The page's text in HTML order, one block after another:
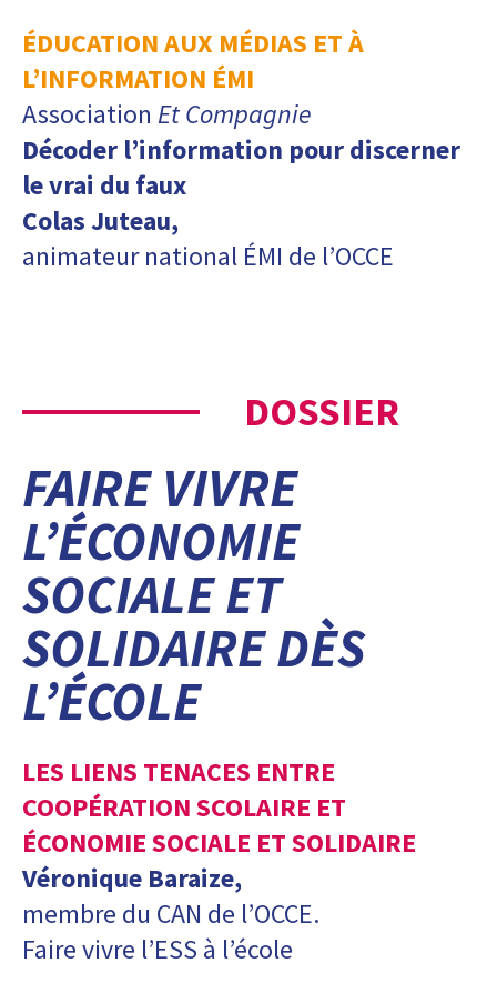
ÉDUCATION AUX MÉDIAS ET À
L’INFORMATION ÉMI
Association Et Compagnie
Décoder l’information pour discerner
le vrai du faux
Colas Juteau,
animateur national ÉMI de l’OCCE
DOSSIER
FAIRE VIVRE
L’ÉCONOMIE
SOCIALE ET
SOLIDAIRE DÈS
L’ÉCOLE
LES LIENS TENACES ENTRE
COOPÉRATION SCOLAIRE ET
ÉCONOMIE SOCIALE ET SOLIDAIRE
Véronique Baraize,
membre du CAN de l’OCCE.
Faire vivre l’ESS à l’école